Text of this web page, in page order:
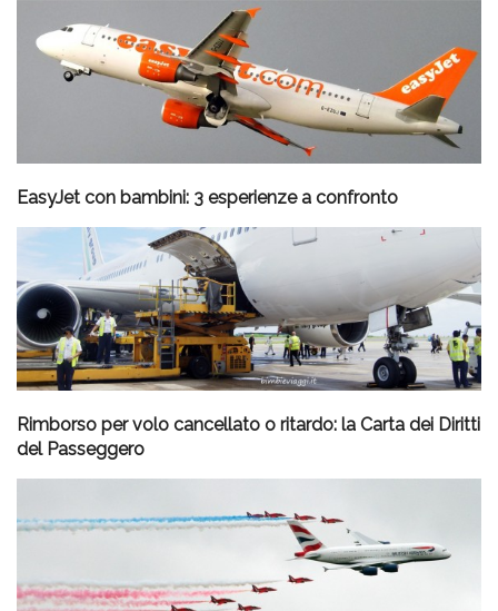
EasyJet con bambini: 3 esperienze a confronto
Rimborso per volo cancellato o ritardo: la Carta dei Diritti
del Passeggero